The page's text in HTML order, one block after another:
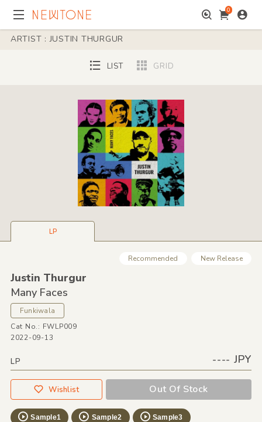
0
ARTIST : JUSTIN THURGUR
LIST GRID
LP
Recommended New Release
Justin Thurgur
Many Faces
Funkiwala
Cat No.: FWLP009
2022-09-13
LP ---- JPY
Wishlist Out Of Stock
Sample1 Sample2 Sample3